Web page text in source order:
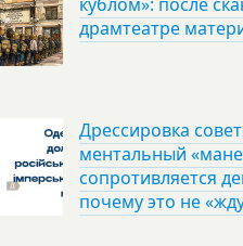
драмтеатре
Дрессировка
ментальный
сопротивляется
почему это не